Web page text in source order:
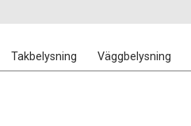
Takbelysning Väggbelysning